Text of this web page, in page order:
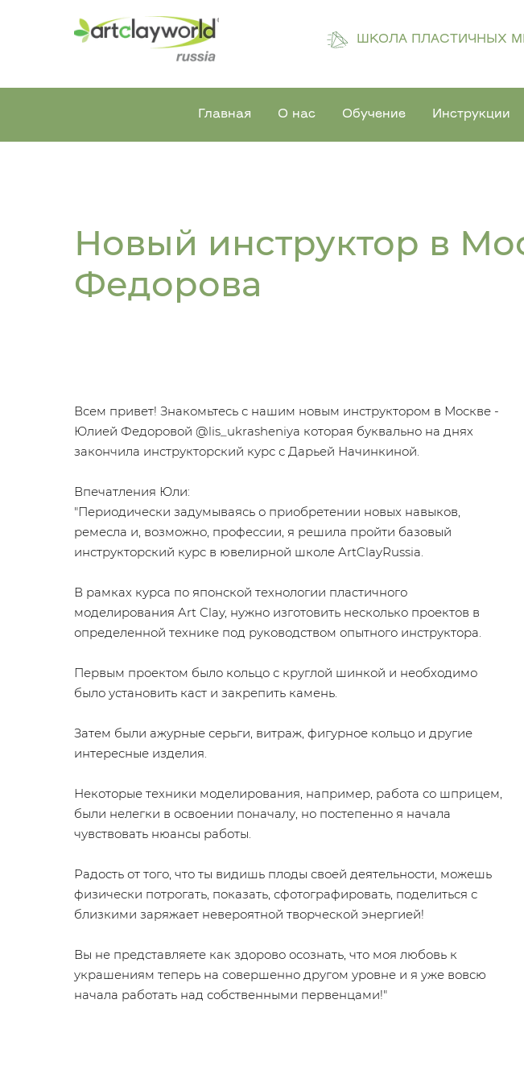
ШКОЛА ПЛАСТИЧНЫХ
Главная О нас Обучение Инструкции
Новый инструктор в
Федорова
Всем привет! Знакомьтесь с нашим новым инструктором в Москве -
Юлией Федоровой @lis_ukrasheniya которая буквально на днях
закончила инструкторский курс с Дарьей Начинкиной.
Впечатления Юли:
"Периодически задумываясь о приобретении новых навыков,
ремесла и, возможно, профессии, я решила пройти базовый
инструкторский курс в ювелирной школе ArtClayRussia.
В рамках курса по японской технологии пластичного
моделирования Art Clay, нужно изготовить несколько проектов в
определенной технике под руководством опытного инструктора.
Первым проектом было кольцо с круглой шинкой и необходимо
было установить каст и закрепить камень.
Затем были ажурные серьги, витраж, фигурное кольцо и другие
интересные изделия.
Некоторые техники моделирования, например, работа со шприцем,
были нелегки в освоении поначалу, но постепенно я начала
чувствовать нюансы работы.
Радость от того, что ты видишь плоды своей деятельности, можешь
физически потрогать, показать, сфотографировать, поделиться с
близкими заряжает невероятной творческой энергией!
Вы не представляете как здорово осознать, что моя любовь к
украшениям теперь на совершенно другом уровне и я уже вовсю
начала работать над собственными первенцами!"